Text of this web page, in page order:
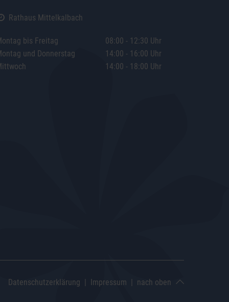
Rathaus Mittelkalbach
bis Freitag
08:00 - 12:30 Uhr
und Donnerstag
14:00 - 16:00 Uhr
14:00 - 18:00 Uhr
Datenschutzerklärung | Impressum | nach oben